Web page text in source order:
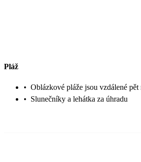
Pláž
• Oblázkové pláže jsou vzdálené
• Slunečníky a lehátka za úhradu